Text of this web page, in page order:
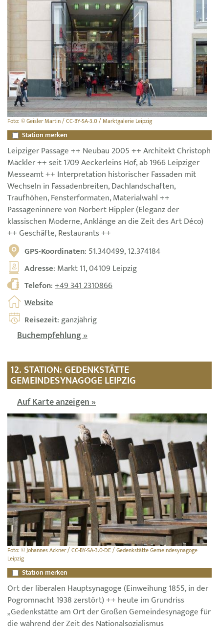
Foto: © Geisler Martin / CC-BY-SA-3.0 / Marktgalerie Leipzig
Station merken
Leipziger Passage ++ Neubau 2005 ++ Architekt Christoph
Mäckler ++ seit 1709 Aeckerleins Hof, ab 1966 Leipziger
Messeamt ++ Interpretation historischer Fassaden mit
Wechseln in Fassadenbreiten, Dachlandschaften,
Traufhöhen, Fensterformaten, Materialwahl ++
Passageninnere von Norbert Hippler (Eleganz der
klassischen Moderne, Anklänge an die Zeit des Art Déco)
++ Geschäfte, Restaurants ++
GPS-Koordinaten: 51.340499, 12.374184
Adresse: Markt 11, 04109 Leipzig
Telefon:+49 341 2310866
Website
Reisezeit: ganzjährig
Buchempfehlung »
12. STATION: GEDENKSTÄTTE
GEMEINDESYNAGOGE LEIPZIG
Auf Karte anzeigen »
Foto: © Johannes Ackner / CC-BY-SA-3.0-DE / Gedenkstätte Gemeindesynagoge
Leipzig
Station merken
Ort der liberalen Hauptsynagoge (Einweihung 1855, in der
Pogromnacht 1938 zerstört) ++ heute im Grundriss
„Gedenkstätte am Ort der Großen Gemeindesynagoge für
die während der Zeit des Nationalsozialismus